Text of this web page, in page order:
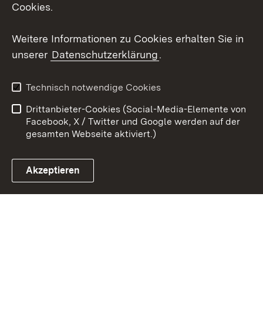
Youtube
Link zum Landesportal
Kontakt
Datenschutz
Barrierefreiheit
Impressum Cookies
Cookies.
Weitere Informationen zu Cookies erhalten Sie in
unserer Datenschutzerklärung.
Technisch notwendige Cookies
Drittanbieter-Cookies (Social-Media-Elemente von
Facebook, X / Twitter und Google werden auf der
gesamten Webseite aktiviert.)
Akzeptieren